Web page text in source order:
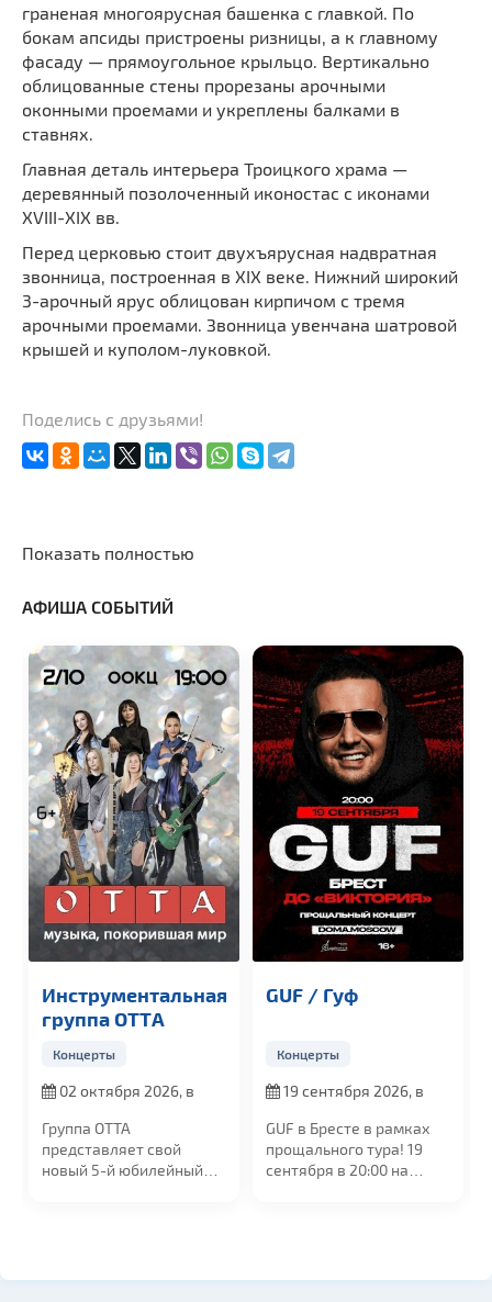
граненая многоярусная башенка с главкой. По
бокам апсиды пристроены ризницы, а к главному
фасаду — прямоугольное крыльцо. Вертикально
облицованные стены прорезаны арочными
оконными проемами и укреплены балками в
ставнях.
Главная деталь интерьера Троицкого храма —
деревянный позолоченный иконостас с иконами
XVIII-XIX вв.
Перед церковью стоит двухъярусная надвратная
звонница, построенная в XIX веке. Нижний широкий
3-арочный ярус облицован кирпичом с тремя
арочными проемами. Звонница увенчана шатровой
крышей и куполом-луковкой.
Поделись с друзьями!
Показать полностью
АФИША СОБЫТИЙ
Инструментальная
группа OTTА
Концерты
02 октября 2026, в
Группа ОТТА
представляет свой
новый 5-й юбилейный
GUF / Гуф
Концерты
19 сентября 2026, в
GUF в Бресте в рамках
прощального тура! 19
сентября в 20:00 на